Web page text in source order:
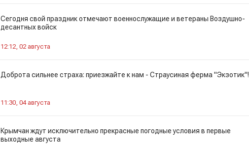
Сегодня свой праздник отмечают военнослужащие и ветераны Воздушно-
десантных войск
12:12, 02 августа
Доброта сильнее страха: приезжайте к нам - Страусиная ферма "Экзотик"!
11:30, 04 августа
Крымчан ждут исключительно прекрасные погодные условия в первые
выходные августа